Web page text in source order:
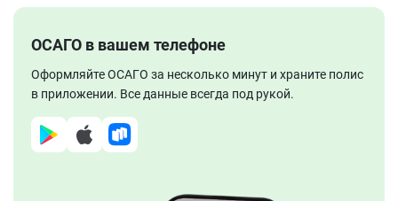
ОСАГО в вашем телефоне
Оформляйте ОСАГО за несколько минут и храните полис
в приложении. Все данные всегда под рукой.